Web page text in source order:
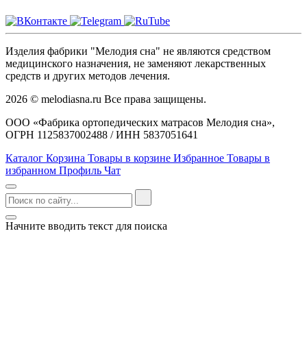
Изделия фабрики "Мелодия сна" не являются средством
медицинского назначения, не заменяют лекарственных
средств и других методов лечения.
2026 © melodiasna.ru Все права защищены.
ООО «Фабрика ортопедических матрасов Мелодия сна»,
ОГРН 1125837002488 / ИНН 5837051641
Каталог Корзина Товары в корзине Избранное Товары в
избранном Профиль Чат
Начните вводить текст для поиска